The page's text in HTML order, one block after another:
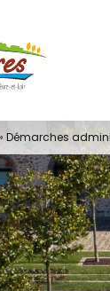
Démarches